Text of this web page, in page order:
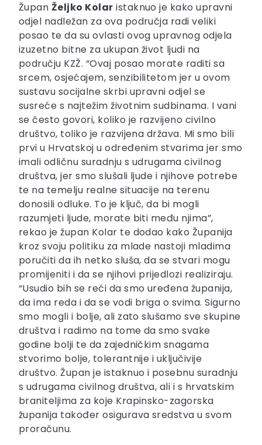
Župan Željko Kolar istaknuo je kako upravni
odjel nadležan za ova područja radi veliki
posao te da su ovlasti ovog upravnog odjela
izuzetno bitne za ukupan život ljudi na
području KZŽ. “Ovaj posao morate raditi sa
srcem, osjećajem, senzibilitetom jer u ovom
sustavu socijalne skrbi upravni odjel se
susreće s najtežim životnim sudbinama. I vani
se često govori, koliko je razvijeno civilno
društvo, toliko je razvijena država. Mi smo bili
prvi u Hrvatskoj u određenim stvarima jer smo
imali odličnu suradnju s udrugama civilnog
društva, jer smo slušali ljude i njihove potrebe
te na temelju realne situacije na terenu
donosili odluke. To je ključ, da bi mogli
razumjeti ljude, morate biti među njima”,
rekao je župan Kolar te dodao kako Županija
kroz svoju politiku za mlade nastoji mladima
poručiti da ih netko sluša, da se stvari mogu
promijeniti i da se njihovi prijedlozi realiziraju.
“Usudio bih se reći da smo uređena županija,
da ima reda i da se vodi briga o svima. Sigurno
smo mogli i bolje, ali zato slušamo sve skupine
društva i radimo na tome da smo svake
godine bolji te da zajedničkim snagama
stvorimo bolje, tolerantnije i uključivije
društvo. Župan je istaknuo i posebnu suradnju
s udrugama civilnog društva, ali i s hrvatskim
braniteljima za koje Krapinsko-zagorska
županija također osigurava sredstva u svom
proračunu.